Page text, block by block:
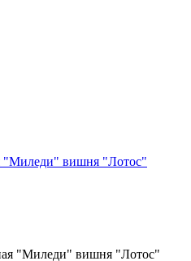
"Миледи" вишня "Лотос"